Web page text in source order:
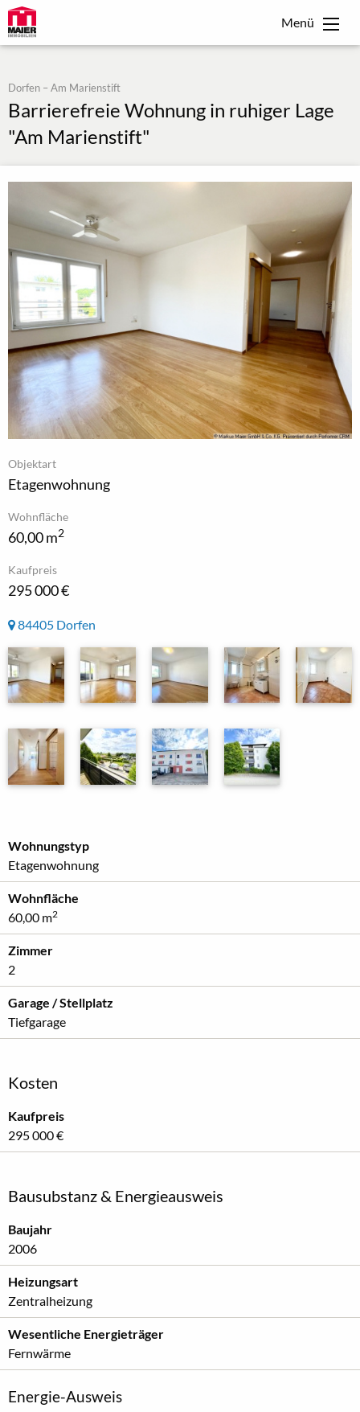
Menü
Dorfen – Am Marienstift
Barrierefreie Wohnung in ruhiger Lage
"Am Marienstift"
Objektart
Etagenwohnung
Wohnfläche
60,00 m2
Kaufpreis
295 000 €
84405 Dorfen
Wohnungstyp
Etagenwohnung
Wohnfläche
60,00 m2
Zimmer
2
Garage / Stellplatz
Tiefgarage
Kosten
Kaufpreis
295 000 €
Bausubstanz & Energieausweis
Baujahr
2006
Heizungsart
Zentralheizung
Wesentliche Energieträger
Fernwärme
Energie-Ausweis